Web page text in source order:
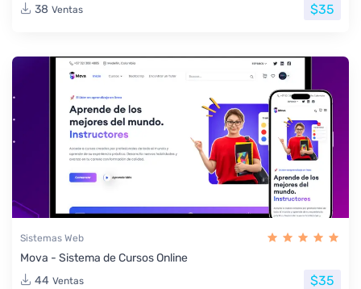
38 Ventas $35
Sistemas Web
Mova - Sistema de Cursos Online
44 Ventas $35